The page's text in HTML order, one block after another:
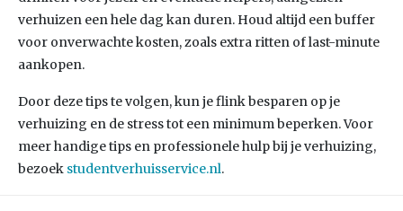
verhuizen een hele dag kan duren. Houd altijd een buffer
voor onverwachte kosten, zoals extra ritten of last-minute
aankopen.
Door deze tips te volgen, kun je flink besparen op je
verhuizing en de stress tot een minimum beperken. Voor
meer handige tips en professionele hulp bij je verhuizing,
bezoek studentverhuisservice.nl.